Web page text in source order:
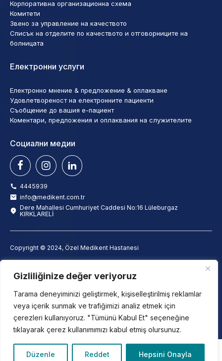
Gizliliğinize değer veriyoruz
Tarama deneyiminizi geliştirmek, kişiselleştirilmiş reklamlar
veya içerik sunmak ve trafiğimizi analiz etmek için
çerezleri kullanıyoruz. "Tümünü Kabul Et" seçeneğine
tıklayarak çerez kullanımımızı kabul etmiş olursunuz.
Düzenle Reddet Hepsini Onayla
Корпоративна организационна схема
Комитети
Звено за управление на качеството
Списък на отделите по качеството и отговорниците на
болницата
Електронни услуги
Електронно мнение & предложение & оплакване
Удовлетвореност на електронните пациенти
Съобщение до вашия е-пациент
Коментари, предложения и оплаквания на служителите
Социални медии
4445939
info@medikent.com.tr
Dere Mahallesi Cumhuriyet Caddesi No:16 Lüleburgaz
KIRKLARELİ
Copyright © 2024, Özel Medikent Hastanesi
Son Güncelleme Tarihi: 1 Ocak 2026
info@medikent.com.tr
Текст за изясняване на наблюдението с камери
Политика за използване на бисквитки
(Турски Български